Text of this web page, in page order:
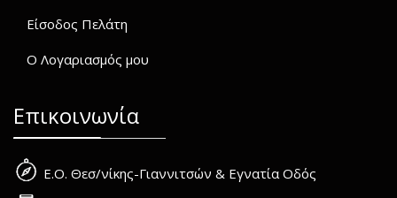
Είσοδος Πελάτη
Ο Λογαριασμός μου
Επικοινωνία
Ε.Ο. Θεσ/νίκης-Γιαννιτσών & Εγνατία Οδός